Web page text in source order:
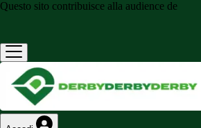
Questo sito contribuisce alla audience de